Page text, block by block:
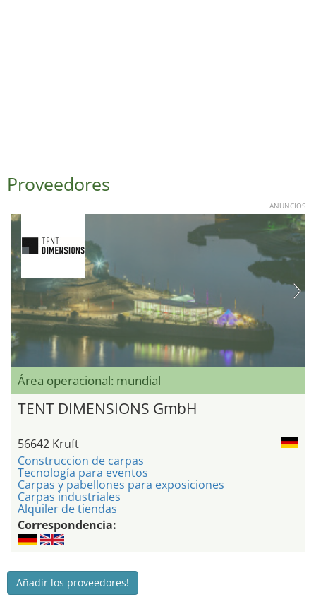
Proveedores
ANUNCIOS
Área operacional: mundial
TENT DIMENSIONS GmbH
56642 Kruft
Construccion de carpas
Tecnología para eventos
Carpas y pabellones para exposiciones
Carpas industriales
Alquiler de tiendas
Correspondencia:
Añadir los proveedores!